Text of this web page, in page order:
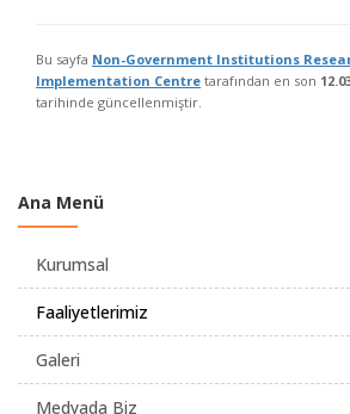
Bu sayfa Non-Government Institutions
Implementation Centre tarafından en son
tarihinde güncellenmiştir.
Ana Menü
Kurumsal
Faaliyetlerimiz
Galeri
Medyada Biz